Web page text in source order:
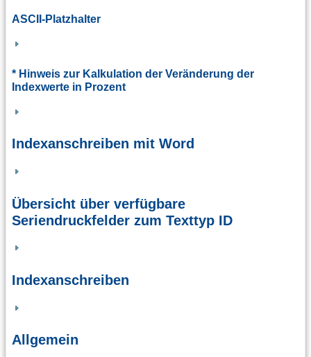
ASCII-Platzhalter
* Hinweis zur Kalkulation der Veränderung der
Indexwerte in Prozent
Indexanschreiben mit Word
Übersicht über verfügbare
Seriendruckfelder zum Texttyp ID
Indexanschreiben
Allgemein